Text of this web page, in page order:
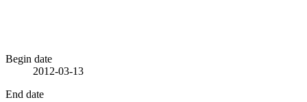
Begin date
2012-03-13
End date